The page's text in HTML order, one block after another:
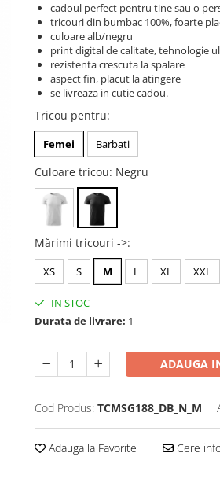
cadoul perfect pentru tine sau o
tricouri din bumbac 100%, foarte
culoare alb/negru
print digital de calitate, tehnologie
rezistenta crescuta la spalare
aspect fin, placut la atingere
se livreaza in cutie cadou.
Tricou pentru:
Femei Barbati
Culoare tricou: Negru
Mărimi tricouri ->:
XS S M L XL XXL
IN STOC
Durata de livrare: 1
ADAUGA
Cod Produs: TCMSG188_DB_N_M
Adauga la Favorite Cere